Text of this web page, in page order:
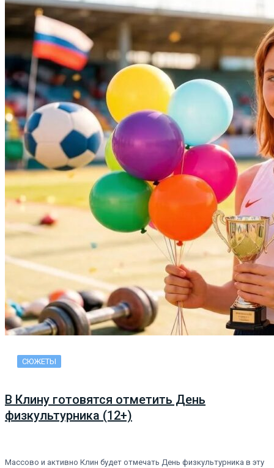
СЮЖЕТЫ
В Клину готовятся отметить День
физкультурника (12+)
Массово и активно Клин будет отмечать День физкультурника в эту